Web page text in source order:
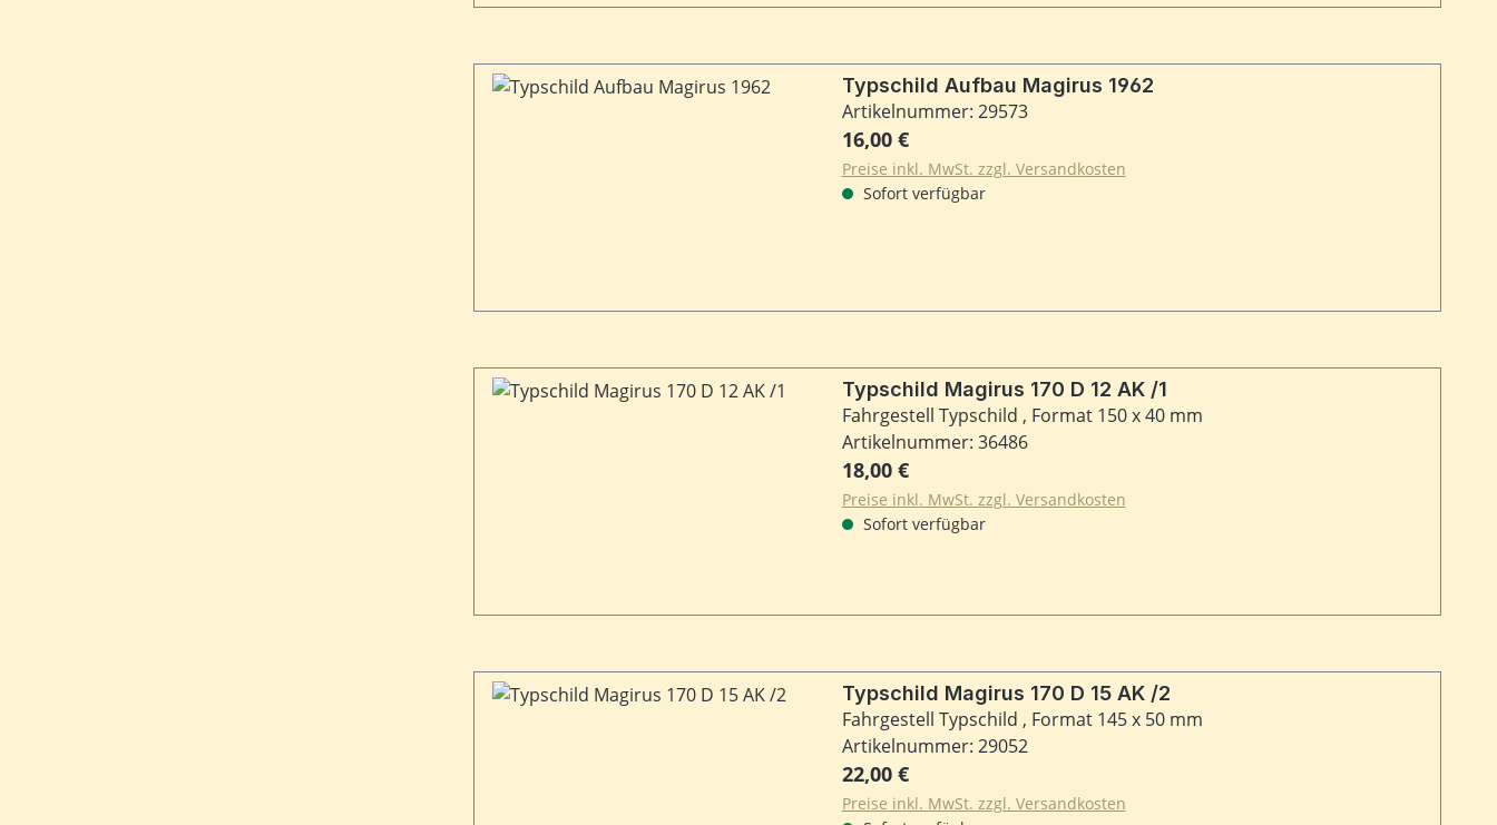
Typschild Aufbau Magirus 1962
Artikelnummer: 29573
Regulärer Preis:
16,00 €
Preise inkl. MwSt. zzgl. Versandkosten
Sofort verfügbar
Typschild Magirus 170 D 12 AK /1
Fahrgestell Typschild , Format 150 x 40 mm
Artikelnummer: 36486
Regulärer Preis:
18,00 €
Preise inkl. MwSt. zzgl. Versandkosten
Sofort verfügbar
Typschild Magirus 170 D 15 AK /2
Fahrgestell Typschild , Format 145 x 50 mm
Artikelnummer: 29052
Regulärer Preis:
22,00 €
Preise inkl. MwSt. zzgl. Versandkosten